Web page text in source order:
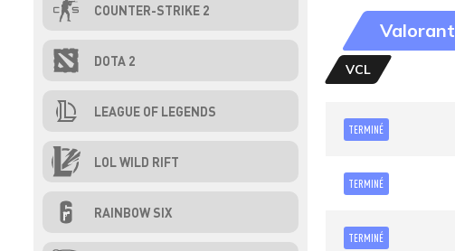
COUNTER-STRIKE 2
DOTA 2
LEAGUE OF LEGENDS
LOL WILD RIFT
RAINBOW SIX
Valorant
VCL
TERMINÉ
TERMINÉ
TERMINÉ